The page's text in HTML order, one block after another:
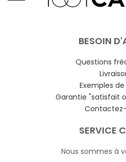
BESOIN
Questions
Exemples
Garantie "satisfait
SERVICE
Nous sommes à